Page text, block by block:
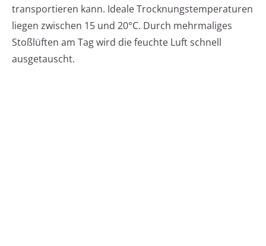
transportieren kann. Ideale Trocknungstemperaturen
liegen zwischen 15 und 20°C. Durch mehrmaliges
Stoßlüften am Tag wird die feuchte Luft schnell
ausgetauscht.